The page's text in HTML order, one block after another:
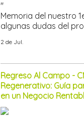
"
Memoria del nuestro
algunas dudas del
2 de Jul.
Regreso Al Campo -
Regenerativo: Guía
en un Negocio